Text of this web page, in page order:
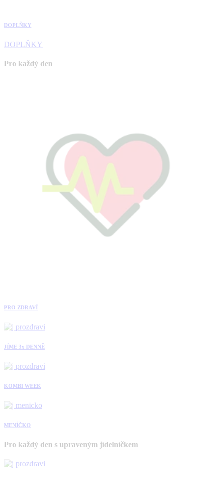
DOPLŇKY
DOPLŇKY
Pro každý den
PRO ZDRAVÍ
JÍME 3x DENNĚ
KOMBI WEEK
MENÍČKO
Pro každý den s upraveným jídelníčkem